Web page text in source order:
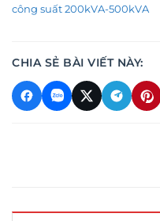
công suất 200kVA-500kVA
CHIA SẺ BÀI VIẾT NÀY: